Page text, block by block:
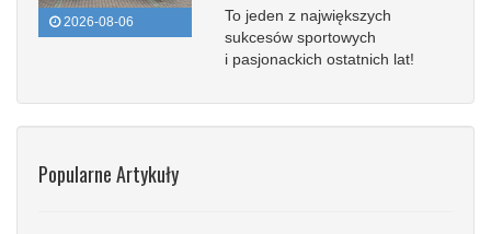
2026-08-06
To jeden z największych
sukcesów sportowych
i pasjonackich ostatnich lat!
Popularne Artykuły